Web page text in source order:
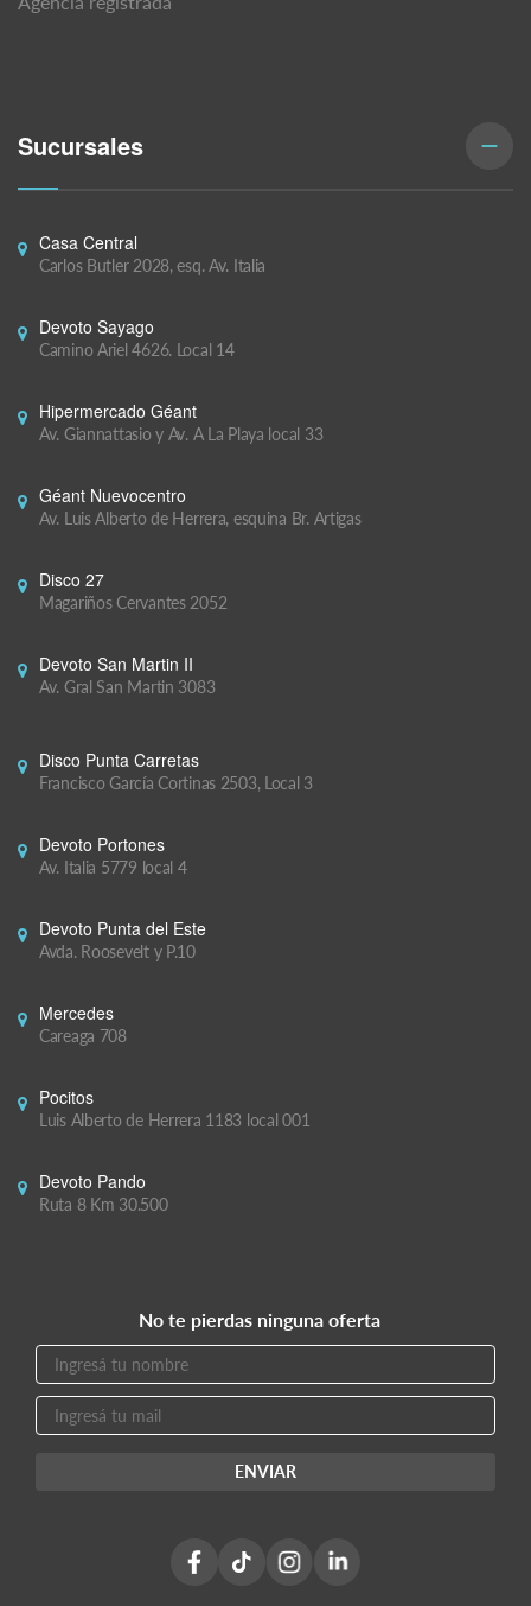
Sucursales
Casa Central
Carlos Butler 2028, esq. Av. Italia
Devoto Sayago
Camino Ariel 4626. Local 14
Hipermercado Géant
Av. Giannattasio y Av. A La Playa local 33
Géant Nuevocentro
Av. Luis Alberto de Herrera, esquina Br. Artigas
Disco 27
Magariños Cervantes 2052
Devoto San Martin II
Av. Gral San Martin 3083
Disco Punta Carretas
Francisco García Cortinas 2503, Local 3
Devoto Portones
Av. Italia 5779 local 4
Devoto Punta del Este
Avda. Roosevelt y P.10
Mercedes
Careaga 708
Pocitos
Luis Alberto de Herrera 1183 local 001
Devoto Pando
Ruta 8 Km 30.500
No te pierdas ninguna oferta